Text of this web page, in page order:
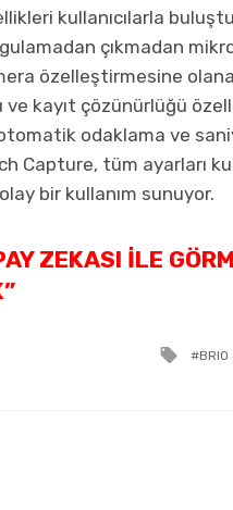
kullanıcılarla
çıkmadan
özelleştirmesine
ve kayıt çözünürlüğü
otomatik odaklama ve
Capture, tüm ayarları
bir kullanım sunuyor.
ZEKASI ILE
BRIO